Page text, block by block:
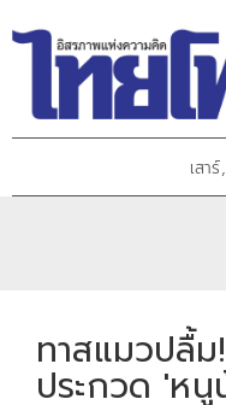
เสา
ทาสแมวปลื้
ประกวด 'ห